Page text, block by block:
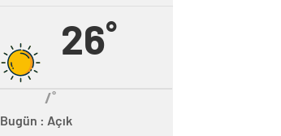
26˚
/˚
Bugün : Açık